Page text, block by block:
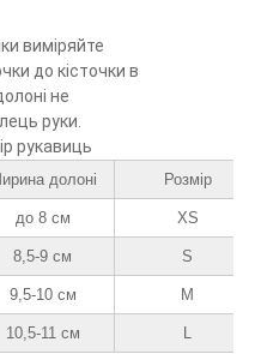
виміряйте
до кісточки в
не
руки.
рукавиць
долоні Розмір
до 8 см XS
8,5-9 см S
9,5-10 см M
10,5-11 см L